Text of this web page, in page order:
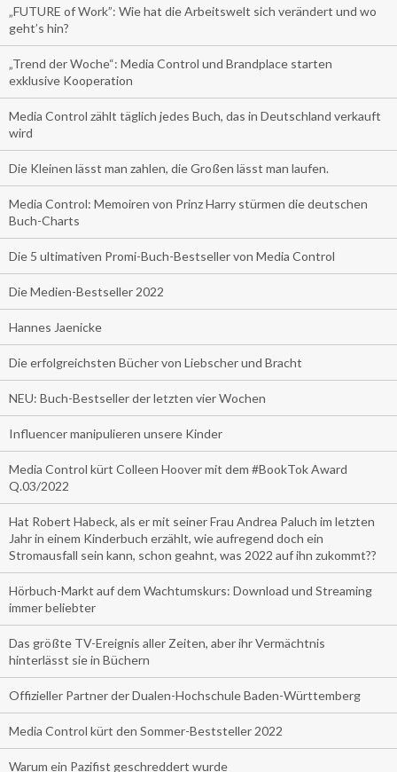
„FUTURE of Work”: Wie hat die Arbeitswelt sich verändert und wo
geht’s hin?
„Trend der Woche“: Media Control und Brandplace starten
exklusive Kooperation
Media Control zählt täglich jedes Buch, das in Deutschland verkauft
wird
Die Kleinen lässt man zahlen, die Großen lässt man laufen.
Media Control: Memoiren von Prinz Harry stürmen die deutschen
Buch-Charts
Die 5 ultimativen Promi-Buch-Bestseller von Media Control
Die Medien-Bestseller 2022
Hannes Jaenicke
Die erfolgreichsten Bücher von Liebscher und Bracht
NEU: Buch-Bestseller der letzten vier Wochen
Influencer manipulieren unsere Kinder
Media Control kürt Colleen Hoover mit dem #BookTok Award
Q.03/2022
Hat Robert Habeck, als er mit seiner Frau Andrea Paluch im letzten
Jahr in einem Kinderbuch erzählt, wie aufregend doch ein
Stromausfall sein kann, schon geahnt, was 2022 auf ihn zukommt??
Hörbuch-Markt auf dem Wachtumskurs: Download und Streaming
immer beliebter
Das größte TV-Ereignis aller Zeiten, aber ihr Vermächtnis
hinterlässt sie in Büchern
Offizieller Partner der Dualen-Hochschule Baden-Württemberg
Media Control kürt den Sommer-Beststeller 2022
Warum ein Pazifist geschreddert wurde